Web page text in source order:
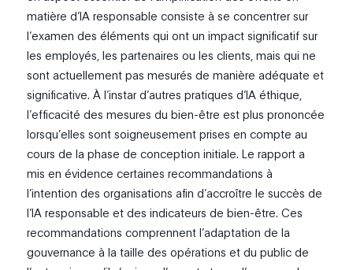
matière d’IA responsable consiste à se concentrer sur
l’examen des éléments qui ont un impact significatif sur
les employés, les partenaires ou les clients, mais qui ne
sont actuellement pas mesurés de manière adéquate et
significative. À l’instar d’autres pratiques d’IA éthique,
l’efficacité des mesures du bien-être est plus prononcée
lorsqu’elles sont soigneusement prises en compte au
cours de la phase de conception initiale. Le rapport a
mis en évidence certaines recommandations à
l’intention des organisations afin d’accroître le succès de
l’IA responsable et des indicateurs de bien-être. Ces
recommandations comprennent l’adaptation de la
gouvernance à la taille des opérations et du public de